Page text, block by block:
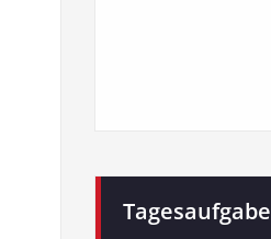
Tagesaufgabe